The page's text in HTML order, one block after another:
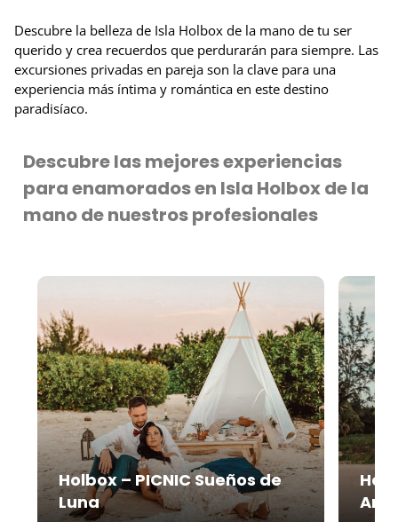
Descubre la belleza de Isla Holbox de la mano de tu ser
querido y crea recuerdos que perdurarán para siempre. Las
excursiones privadas en pareja son la clave para una
experiencia más íntima y romántica en este destino
paradisíaco.
Descubre las mejores experiencias
para enamorados en Isla Holbox de la
mano de nuestros profesionales
Holbox – PICNIC Sueños de
Luna